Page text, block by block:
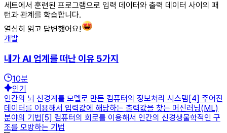
세트에서 훈련된 프로그램으로 입력 데이터와 출력 데이터 사이의 패
턴과 관계를 학습합니다.
열심히 읽고 답변했어요!
개발
내가 AI 업계를 떠난 이유 5가지
10분
인기
인간의 뇌 신경계를 모델로 만든 컴퓨터의 정보처리 시스템[4] 주어진
데이터를 이용해서 입력값에 해당하는 출력값을 찾는 머신러닝(ML)
분야의 기법[5] 컴퓨터의 회로를 이용해서 인간의 신경생물학적인 구
조를 모방하는 기법